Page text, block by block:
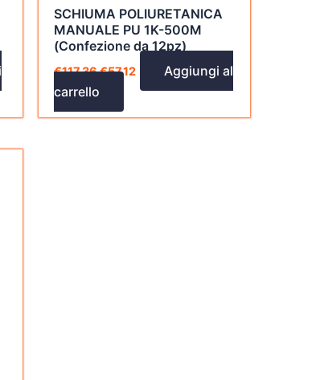
SCHIUMA POLIURETANICA
MANUALE PU 1K-500M
(Confezione da 12pz)
€117,36€57,12
Aggiungi al
carrello